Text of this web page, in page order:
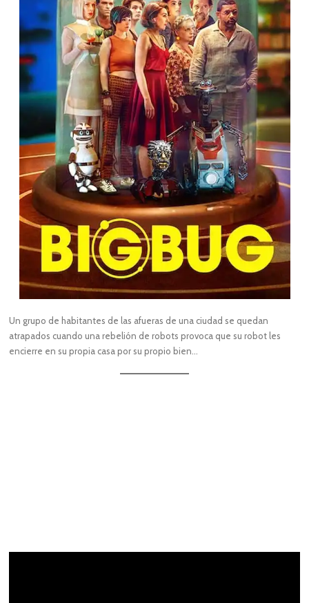
Un grupo de habitantes de las afueras de una ciudad se quedan
atrapados cuando una rebelión de robots provoca que su robot les
encierre en su propia casa por su propio bien…